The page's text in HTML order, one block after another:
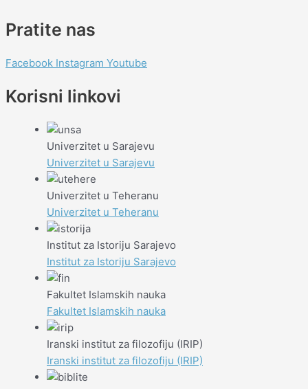
Pratite nas
Facebook Instagram Youtube
Korisni linkovi
Univerzitet u Sarajevu
Univerzitet u Sarajevu
Univerzitet u Teheranu
Univerzitet u Teheranu
Institut za Istoriju Sarajevo
Institut za Istoriju Sarajevo
Fakultet Islamskih nauka
Fakultet Islamskih nauka
Iranski institut za filozofiju (IRIP)
Iranski institut za filozofiju (IRIP)